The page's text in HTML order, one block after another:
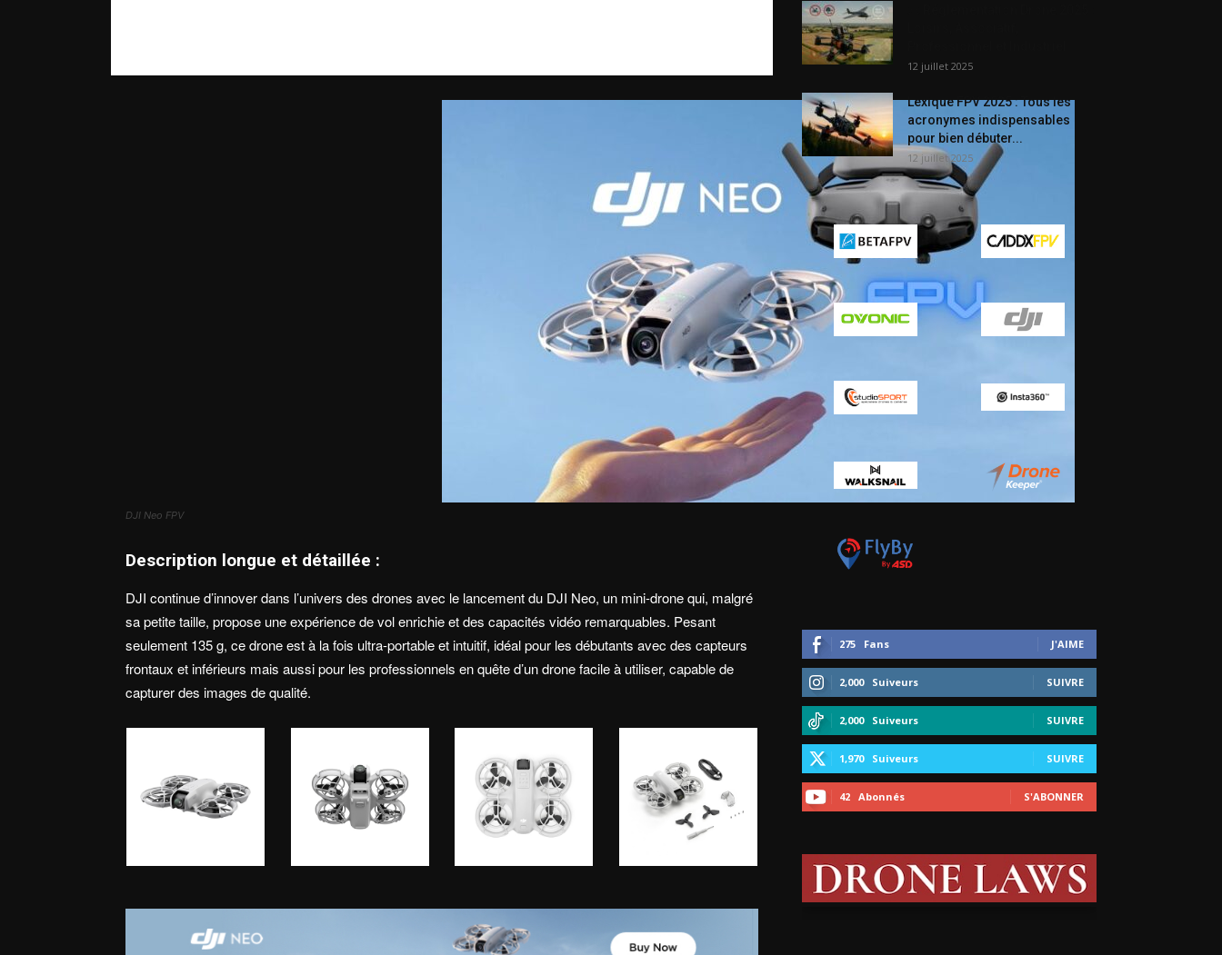
DJI Neo FPV
Description longue et détaillée :
DJI continue d’innover dans l’univers des drones avec le lancement du DJI Neo, un mini-drone qui, malgré
sa petite taille, propose une expérience de vol enrichie et des capacités vidéo remarquables. Pesant
seulement 135 g, ce drone est à la fois ultra-portable et intuitif, idéal pour les débutants avec des capteurs
frontaux et inférieurs mais aussi pour les professionnels en quête d’un drone facile à utiliser, capable de
capturer des images de qualité.
12 juillet 2025
Lexique FPV 2025 : Tous les
acronymes indispensables
pour bien débuter...
12 juillet 2025
275 Fans J'AIME
2,000 Suiveurs SUIVRE
2,000 Suiveurs SUIVRE
1,970 Suiveurs SUIVRE
42 Abonnés S'ABONNER